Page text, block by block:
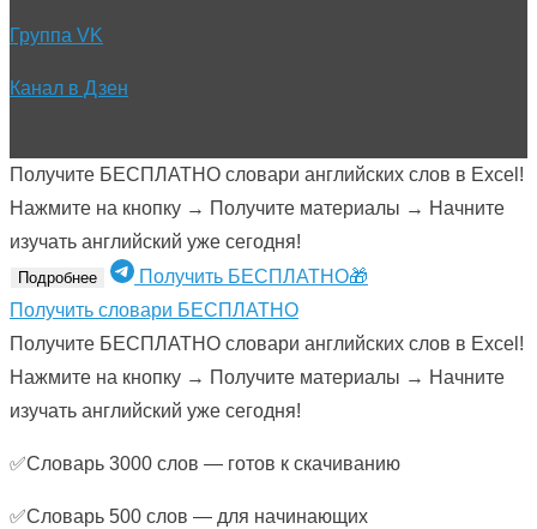
Группа VK
Канал в Дзен
Получите БЕСПЛАТНО словари английских слов в Excel!
Нажмите на кнопку → Получите материалы → Начните
изучать английский уже сегодня!
Подробнее
Получить БЕСПЛАТНО🎁
Получить словари БЕСПЛАТНО
Получите БЕСПЛАТНО словари английских слов в Excel!
Нажмите на кнопку → Получите материалы → Начните
изучать английский уже сегодня!
✅Словарь 3000 слов — готов к скачиванию
✅Словарь 500 слов — для начинающих